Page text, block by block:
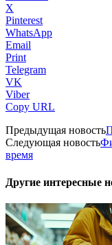
X
Pinterest
WhatsApp
Email
Print
Telegram
VK
Viber
Copy URL
Предыдущая новость
Следующая новость
время
Другие интересные